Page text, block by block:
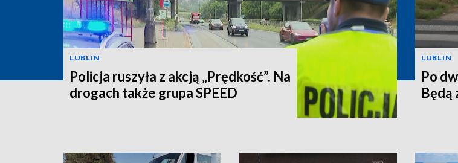
LUBLIN
Policja ruszyła z akcją „Prędkość”. Na
drogach także grupa SPEED
LUBLIN
Po
Będą